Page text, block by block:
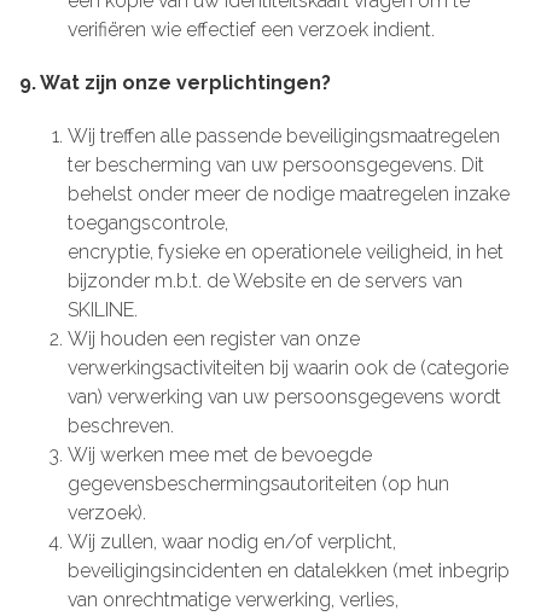
verifiëren wie effectief een verzoek indient.
9. Wat zijn onze verplichtingen?
Wij treffen alle passende beveiligingsmaatregelen
ter bescherming van uw persoonsgegevens. Dit
behelst onder meer de nodige maatregelen inzake
toegangscontrole,
encryptie, fysieke en operationele veiligheid, in het
bijzonder m.b.t. de Website en de servers van
SKILINE.
Wij houden een register van onze
verwerkingsactiviteiten bij waarin ook de (categorie
van) verwerking van uw persoonsgegevens wordt
beschreven.
Wij werken mee met de bevoegde
gegevensbeschermingsautoriteiten (op hun
verzoek).
Wij zullen, waar nodig en/of verplicht,
beveiligingsincidenten en datalekken (met inbegrip
van onrechtmatige verwerking, verlies,